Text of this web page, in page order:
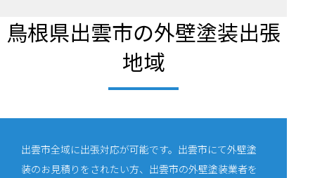
鳥根県出雲市の外壁塗装出張
地域
出雲市全域に出張対応が可能です。出雲市にて外壁塗
装のお見積りをされたい方、出雲市の外壁塗装業者を